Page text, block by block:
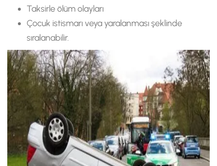
Taksirle ölüm olayları
Çocuk istismarı veya yaralanması şeklinde
sıralanabilir.